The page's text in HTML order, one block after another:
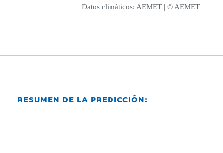
Datos climáticos: AEMET | © AEMET
RESUMEN DE LA PREDICCIÓN: